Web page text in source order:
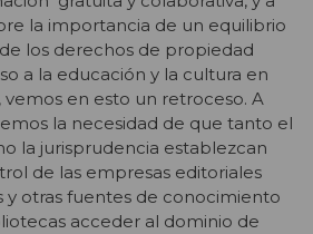
la importancia de un equilibrio
los derechos de propiedad
a la educación y la cultura en
vemos en esto un retroceso. A
la necesidad de que tanto el
la jurisprudencia establezcan
de las empresas editoriales
y otras fuentes de conocimiento
acceder al dominio de